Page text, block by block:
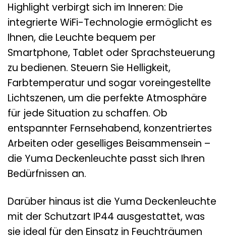
Highlight verbirgt sich im Inneren: Die
integrierte WiFi-Technologie ermöglicht es
Ihnen, die Leuchte bequem per
Smartphone, Tablet oder Sprachsteuerung
zu bedienen. Steuern Sie Helligkeit,
Farbtemperatur und sogar voreingestellte
Lichtszenen, um die perfekte Atmosphäre
für jede Situation zu schaffen. Ob
entspannter Fernsehabend, konzentriertes
Arbeiten oder geselliges Beisammensein –
die Yuma Deckenleuchte passt sich Ihren
Bedürfnissen an.
Darüber hinaus ist die Yuma Deckenleuchte
mit der Schutzart IP44 ausgestattet, was
sie ideal für den Einsatz in Feuchträumen